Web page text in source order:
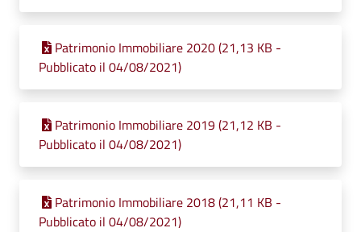
Patrimonio Immobiliare 2020 (21,13 KB -
Pubblicato il 04/08/2021)
Patrimonio Immobiliare 2019 (21,12 KB -
Pubblicato il 04/08/2021)
Patrimonio Immobiliare 2018 (21,11 KB -
Pubblicato il 04/08/2021)